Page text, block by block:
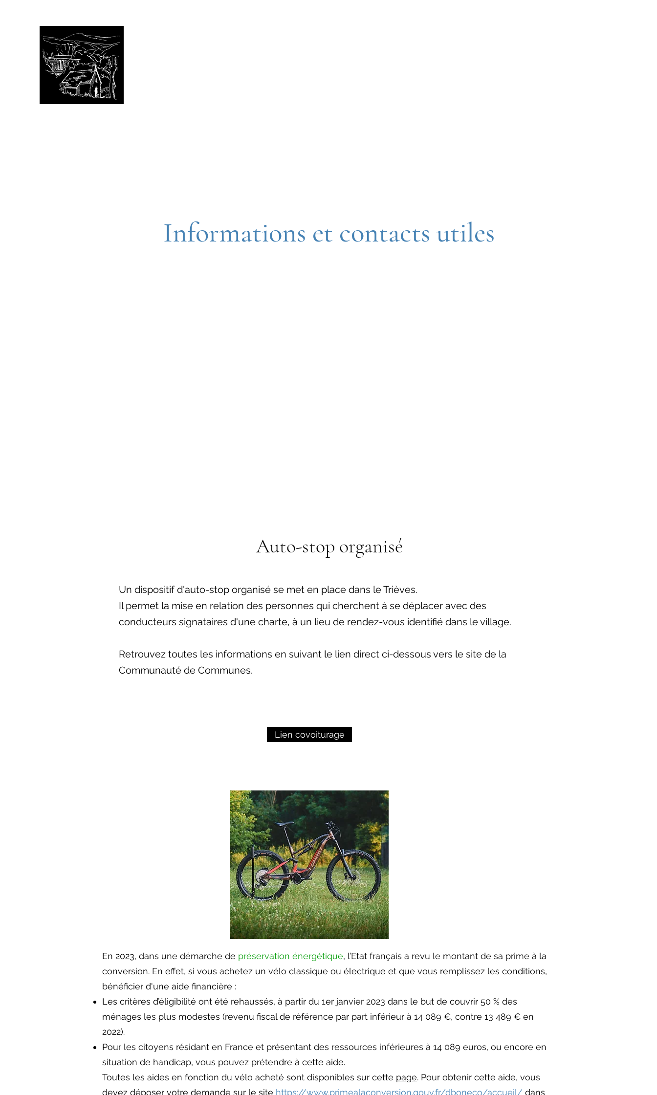
Informations et contacts utiles
Auto-stop organisé
Un dispositif d'auto-stop organisé se met en place dans le Trièves.
Il permet la mise en relation des personnes qui cherchent à se déplacer avec des
conducteurs signataires d'une charte, à un lieu de rendez-vous identifié dans le village.
Retrouvez toutes les informations en suivant le lien direct ci-dessous vers le site de la
Communauté de Communes.
Lien covoiturage
En 2023, dans une démarche de préservation énergétique, l’Etat français a revu le montant de sa prime à la
conversion. En effet, si vous achetez un vélo classique ou électrique et que vous remplissez les conditions,
bénéficier d'une aide financière :
Les critères d’éligibilité ont été rehaussés, à partir du 1er janvier 2023 dans le but de couvrir 50 % des
ménages les plus modestes (revenu fiscal de référence par part inférieur à 14 089 €, contre 13 489 € en
2022).
Pour les citoyens résidant en France et présentant des ressources inférieures à 14 089 euros, ou encore en
situation de handicap, vous pouvez prétendre à cette aide.
Toutes les aides en fonction du vélo acheté sont disponibles sur cette page. Pour obtenir cette aide, vous
devez déposer votre demande sur le site https://www.primealaconversion.gouv.fr/dboneco/accueil/ dans